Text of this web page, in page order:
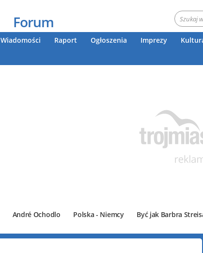
Forum
Wiadomości Raport Ogłoszenia Imprezy
André Ochodlo Polska - Niemcy Być jak Barbra